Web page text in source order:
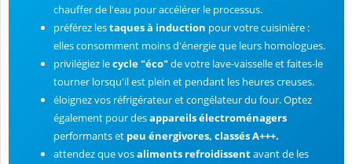
chauffer de l'eau pour accélérer le processus.
préférez lestaques à induction pour votre cuisinière :
elles consomment moins d'énergie que leurs homologues.
privilégiez lecycle "éco"de votre lave-vaisselle et faites-le
tourner lorsqu'il est plein et pendant les heures creuses.
éloignez vos réfrigérateur et congélateur du four. Optez
également pour desappareils électroménagers
performants et peu énergivores, classés A+++.
attendez que vosaliments refroidissentavant de les